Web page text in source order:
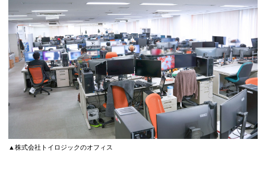
▲株式会社トイロジックのオフィス